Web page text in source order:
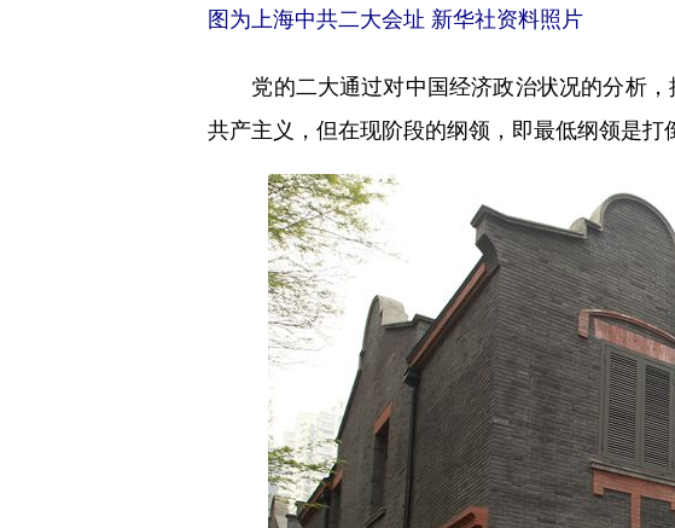
图为上海中共二大会址 新华社资料照片
党的二大通过对中国经济政治状况的分析，
共产主义，但在现阶段的纲领，即最低纲领是打